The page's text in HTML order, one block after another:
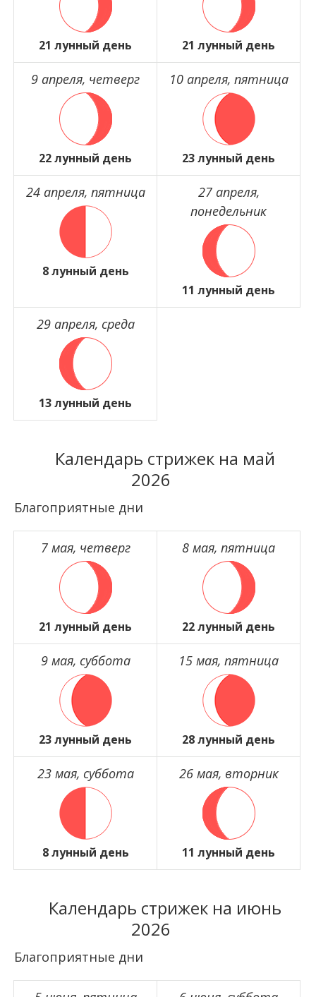
21 лунный день 21 лунный день
9 апреля, четверг
22 лунный день
10 апреля, пятница
23 лунный день
24 апреля, пятница
8 лунный день
27 апреля,
понедельник
11 лунный день
29 апреля, среда
13 лунный день
Календарь стрижек на май
2026
Благоприятные дни
7 мая, четверг
21 лунный день
8 мая, пятница
22 лунный день
9 мая, суббота
23 лунный день
15 мая, пятница
28 лунный день
23 мая, суббота
8 лунный день
26 мая, вторник
11 лунный день
Календарь стрижек на июнь
2026
Благоприятные дни